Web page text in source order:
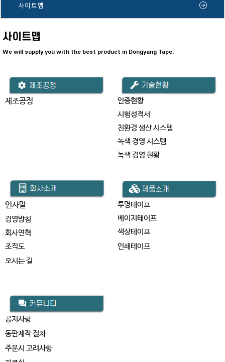
사이트맵
사이트맵
We will supply you with the best product in Dongyang Tape.
제조공정
인증현황
시험성적서
친환경 생산 시스템
녹색 경영 시스템
녹색 경영 현황
인사말
경영방침
회사연혁
조직도
오시는 길
투명테이프
베이지테이프
색상테이프
인쇄테이프
공지사항
동판제작 절차
주문시 고려사항